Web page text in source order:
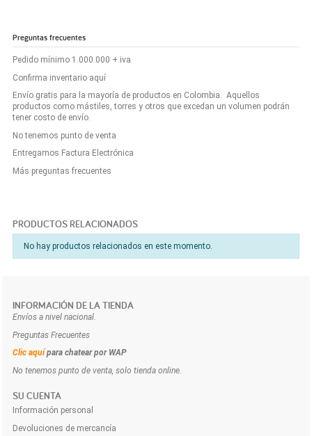
Preguntas frecuentes
Pedido mínimo 1.000.000 + iva
Confirma inventario aquí
Envío gratis para la mayoría de productos en Colombia. Aquellos
productos como mástiles, torres y otros que excedan un volumen podrán
tener costo de envío.
No tenemos punto de venta
Entregamos Factura Electrónica
Más preguntas frecuentes
PRODUCTOS RELACIONADOS
No hay productos relacionados en este momento.
INFORMACIÓN DE LA TIENDA
Envíos a nivel nacional.
Preguntas Frecuentes
Clic aquí para chatear por WAP
No tenemos punto de venta, solo tienda online.
SU CUENTA
Información personal
Devoluciones de mercancía